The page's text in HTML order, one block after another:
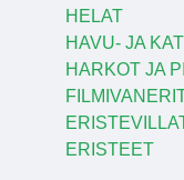
HELAT
HAVU- JA
HARKOT JA
ERISTEET